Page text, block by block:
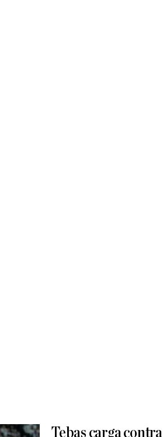
Tebas carga contra